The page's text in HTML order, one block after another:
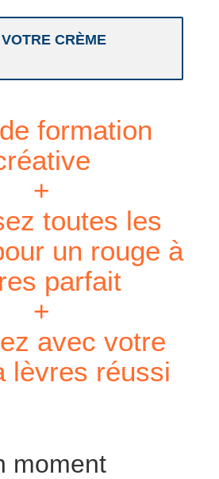
CRÈME
formation
+
toutes les
un rouge à
parfait
+
avec votre
lèvres réussi
moment